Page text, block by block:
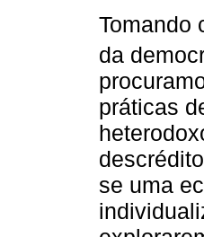
Tomando
da
práticas
se uma